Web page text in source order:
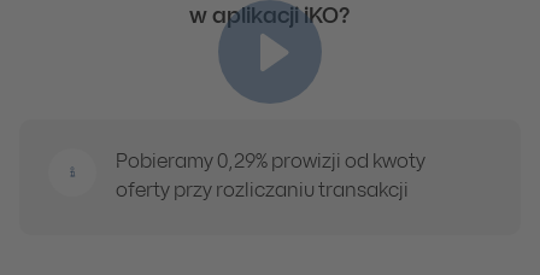
w aplikacji iKO?
Pobieramy 0,29% prowizji od kwoty
oferty przy rozliczaniu transakcji